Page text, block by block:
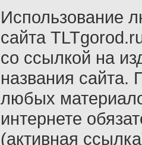
Использование
сайта
со ссылкой на
названия сайта.
любых
интернете
(активная